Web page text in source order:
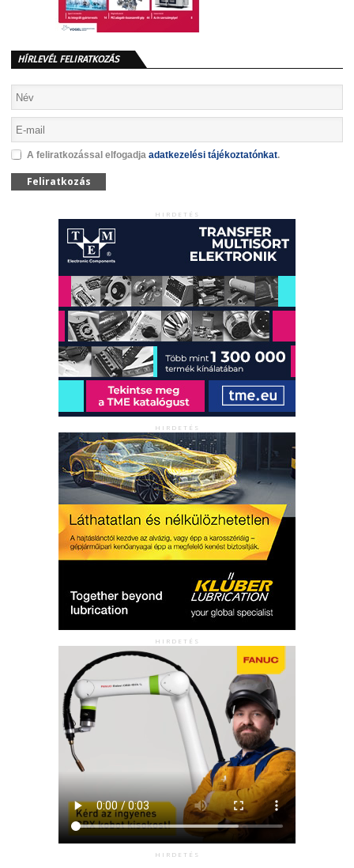
HÍRLEVÉL FELIRATKOZÁS
A feliratkozással elfogadja adatkezelési tájékoztatónkat.
Feliratkozás
HIRDETÉS
HIRDETÉS
HIRDETÉS
HIRDETÉS